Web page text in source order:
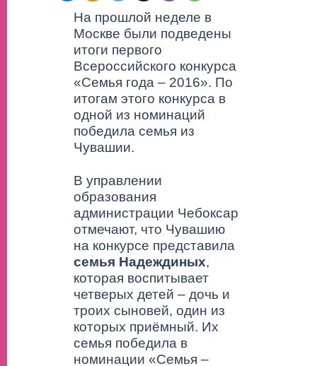
На прошлой неделе в
Москве были подведены
итоги первого
Всероссийского конкурса
«Семья года – 2016». По
итогам этого конкурса в
одной из номинаций
победила семья из
Чувашии.
В управлении
образования
администрации Чебоксар
отмечают, что Чувашию
на конкурсе представила
семья Надеждиных,
которая воспитывает
четверых детей – дочь и
троих сыновей, один из
которых приёмный. Их
семья победила в
номинации «Семья –